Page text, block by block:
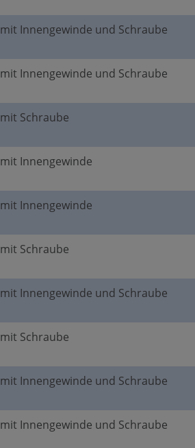
mit Innengewinde und Schraube
mit Innengewinde und Schraube
mit Schraube
mit Innengewinde
mit Innengewinde
mit Schraube
mit Innengewinde und Schraube
mit Schraube
mit Innengewinde und Schraube
mit Innengewinde und Schraube